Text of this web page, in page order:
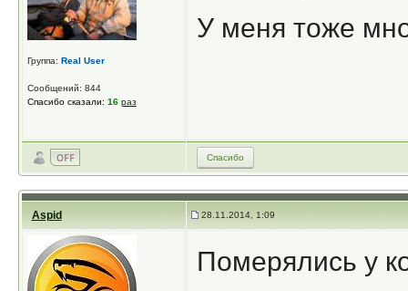
Группа: Real User
Сообщений: 844
Спасибо сказали: 16 раз
У меня тоже
Спасибо
Aspid 28.11.2014, 1:09
Померялись у